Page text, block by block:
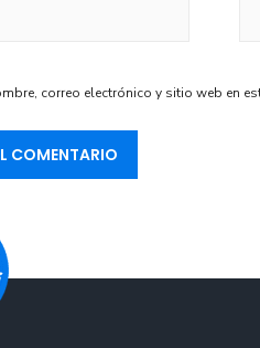
correo electrónico y sitio web en